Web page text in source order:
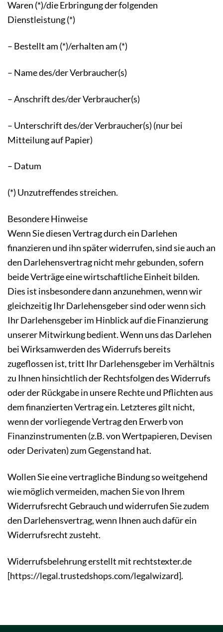
Waren (*)/die Erbringung der folgenden
Dienstleistung (*)
– Bestellt am (*)/erhalten am (*)
– Name des/der Verbraucher(s)
– Anschrift des/der Verbraucher(s)
– Unterschrift des/der Verbraucher(s) (nur bei
Mitteilung auf Papier)
– Datum
(*) Unzutreffendes streichen.
Besondere Hinweise
Wenn Sie diesen Vertrag durch ein Darlehen
finanzieren und ihn später widerrufen, sind sie auch an
den Darlehensvertrag nicht mehr gebunden, sofern
beide Verträge eine wirtschaftliche Einheit bilden.
Dies ist insbesondere dann anzunehmen, wenn wir
gleichzeitig Ihr Darlehensgeber sind oder wenn sich
Ihr Darlehensgeber im Hinblick auf die Finanzierung
unserer Mitwirkung bedient. Wenn uns das Darlehen
bei Wirksamwerden des Widerrufs bereits
zugeflossen ist, tritt Ihr Darlehensgeber im Verhältnis
zu Ihnen hinsichtlich der Rechtsfolgen des Widerrufs
oder der Rückgabe in unsere Rechte und Pflichten aus
dem finanzierten Vertrag ein. Letzteres gilt nicht,
wenn der vorliegende Vertrag den Erwerb von
Finanzinstrumenten (z.B. von Wertpapieren, Devisen
oder Derivaten) zum Gegenstand hat.
Wollen Sie eine vertragliche Bindung so weitgehend
wie möglich vermeiden, machen Sie von Ihrem
Widerrufsrecht Gebrauch und widerrufen Sie zudem
den Darlehensvertrag, wenn Ihnen auch dafür ein
Widerrufsrecht zusteht.
Widerrufsbelehrung erstellt mit rechtstexter.de
[https://legal.trustedshops.com/legalwizard].